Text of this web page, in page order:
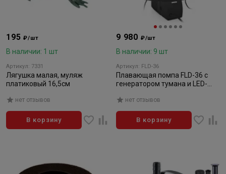
195₽/шт
В наличии: 1 шт
Артикул: 7331
Лягушка малая, муляж
платиковый 16,5см
нет отзывов
В корзину
9 980 ₽/шт
В наличии: 9 шт
Артикул: FLD-36
Плавающая помпа FLD-36 с
генератором тумана и LED-
нет отзывов
В корзину